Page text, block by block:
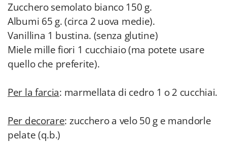
Zucchero semolato bianco 150 g.
Albumi 65 g. (circa 2 uova medie).
Vanillina 1 bustina. (senza glutine)
Miele mille fiori 1 cucchiaio (ma potete usare
quello che preferite).
Per la farcia: marmellata di cedro 1 o 2 cucchiai.
Per decorare: zucchero a velo 50 g e mandorle
pelate (q.b.)